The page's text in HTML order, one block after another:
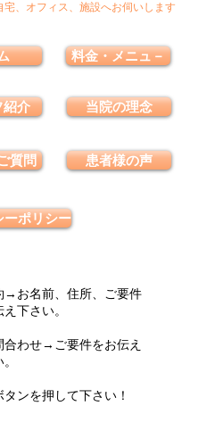
宅、オフィス、施設へお伺いします
紹介
質問
料金・メニュ－
当院の理念
患者様の声
ーポリシー
→お名前、住所、ご要件
え下さい。
合わせ→ご要件をお伝え
タンを押して下さい！